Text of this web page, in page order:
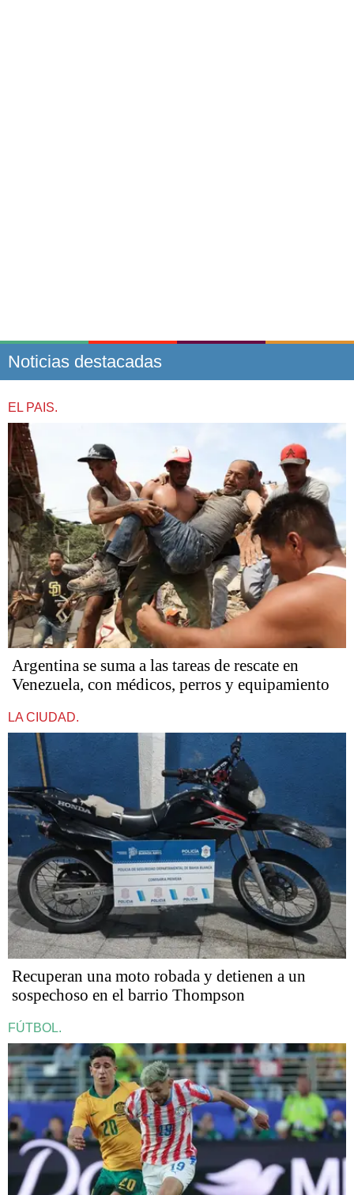
Noticias destacadas
EL PAIS.
Argentina se suma a las tareas de rescate en
Venezuela, con médicos, perros y equipamiento
LA CIUDAD.
Recuperan una moto robada y detienen a un
sospechoso en el barrio Thompson
FÚTBOL.